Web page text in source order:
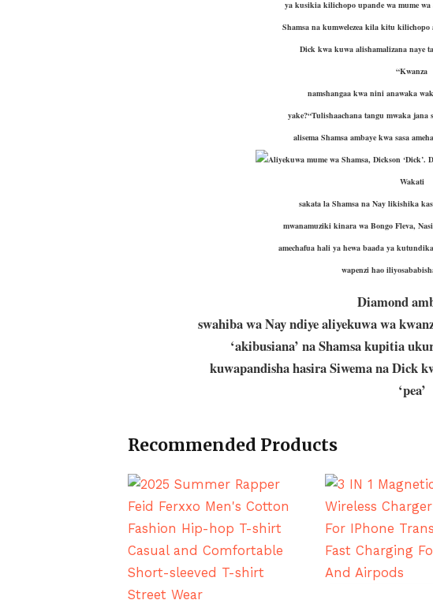
ya kusikia kilichopo upande wa mume
Shamsa na kumwelezea kila kitu kilichopo
Dick kwa kuwa alishamalizana naye
“Kwanza
namshangaa kwa nini anawaka
yake?“Tulishaachana tangu mwaka jana
alisema Shamsa ambaye kwa sasa
Aliyekuwa mume wa Shamsa, Dickson
Wakati
sakata la Shamsa na Nay likishika
mwanamuziki kinara wa Bongo Fleva,
amechafua hali ya hewa baada ya
wapenzi hao
Diamond
swahiba wa Nay ndiye aliyekuwa wa
‘akibusiana’ na Shamsa kupitia
kuwapandisha hasira Siwema na Dick
‘pea’
Recommended Products